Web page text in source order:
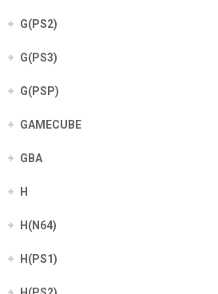
G(PS2)
G(PS3)
G(PSP)
GAMECUBE
GBA
H
H(N64)
H(PS1)